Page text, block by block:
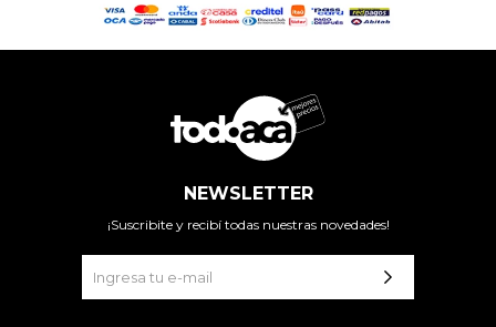
NEWSLETTER
¡Suscribite y recibí todas nuestras novedades!